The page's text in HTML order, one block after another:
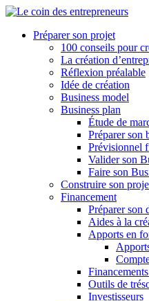
Préparer son projet
100 conseils pour
La création
Réflexion préalable
Idée de création
Business model
Business plan
Étude de
Préparer son
Prévisionnel
Valider son
Faire son
Construire son
Financement
Préparer son
Aides à la
Apports en
Outils de
Investisseurs